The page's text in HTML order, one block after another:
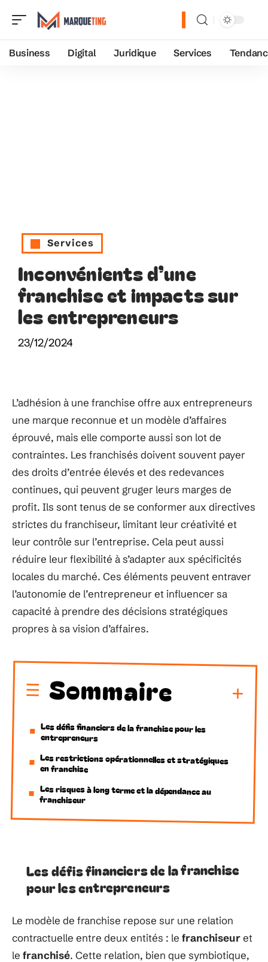
Business Digital Juridique Services
Services
Inconvénients d’une
franchise et impacts sur
les entrepreneurs
23/12/2024
L’adhésion à une franchise offre aux entrepreneurs
une marque reconnue et un modèle d’affaires
éprouvé, mais elle comporte aussi son lot de
contraintes. Les franchisés doivent souvent payer
des droits d’entrée élevés et des redevances
continues, qui peuvent gruger leurs marges de
profit. Ils sont tenus de se conformer aux directives
strictes du franchiseur, limitant leur créativité et
leur contrôle sur l’entreprise. Cela peut aussi
réduire leur flexibilité à s’adapter aux spécificités
locales du marché. Ces éléments peuvent entraver
l’autonomie de l’entrepreneur et influencer sa
capacité à prendre des décisions stratégiques
propres à sa vision d’affaires.
Sommaire
Les défis financiers de la franchise pour les
entrepreneurs
Les restrictions opérationnelles et stratégiques
en franchise
Les risques à long terme et la dépendance au
franchiseur
Les défis financiers de la franchise
pour les entrepreneurs
Le modèle de franchise repose sur une relation
contractuelle entre deux entités : le franchiseuret
le franchisé. Cette relation, bien que symbiotique,